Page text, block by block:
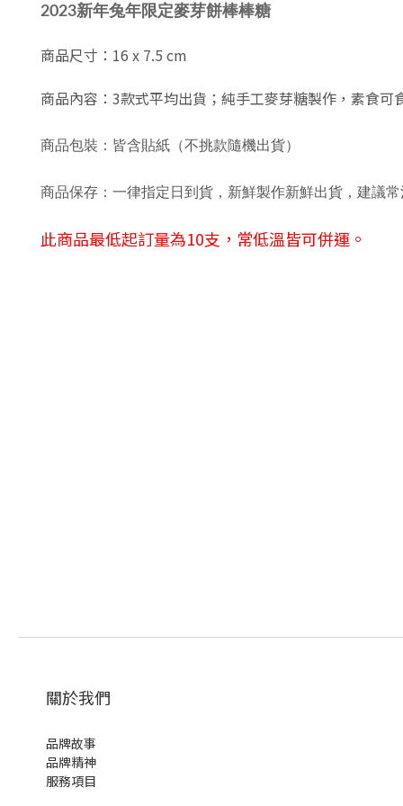
2023新年兔年限定麥芽餅棒棒糖
商品尺寸：16 x 7.5 cm
商品內容：3款式平均出貨；純手工麥芽糖製作，素食可
商品包裝：皆含貼紙（不挑款隨機出貨）
商品保存：一律指定日到貨，新鮮製作新鮮出貨，建議
此商品最低起訂量為10支，常低溫皆可併運。
關於我們
品牌故事
品牌精神
服務項目